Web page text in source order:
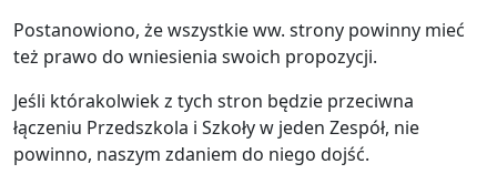
Postanowiono, że wszystkie ww. strony powinny mieć
też prawo do wniesienia swoich propozycji.
Jeśli którakolwiek z tych stron będzie przeciwna
łączeniu Przedszkola i Szkoły w jeden Zespół, nie
powinno, naszym zdaniem do niego dojść.